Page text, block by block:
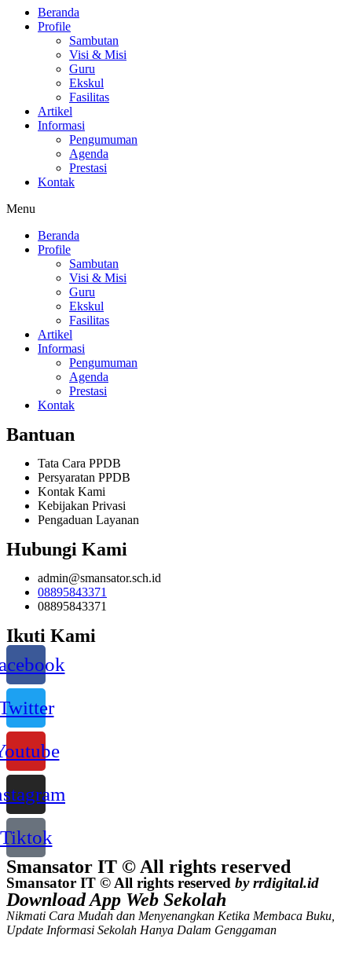
Beranda
Profile
Sambutan
Visi & Misi
Guru
Ekskul
Fasilitas
Artikel
Informasi
Pengumuman
Agenda
Prestasi
Kontak
Menu
Beranda
Profile
Sambutan
Visi & Misi
Guru
Ekskul
Fasilitas
Artikel
Informasi
Pengumuman
Agenda
Prestasi
Kontak
Bantuan
Tata Cara PPDB
Persyaratan PPDB
Kontak Kami
Kebijakan Privasi
Pengaduan Layanan
Hubungi Kami
admin@smansator.sch.id
08895843371
08895843371
Ikuti Kami
Tiktok
Smansator IT © All rights reserved
Smansator IT © All rights reserved by rrdigital.id
Download App Web Sekolah
Nikmati Cara Mudah dan Menyenangkan Ketika Membaca Buku,
Update Informasi Sekolah Hanya Dalam Genggaman